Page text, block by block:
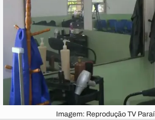
Imagem: Reprodução TV